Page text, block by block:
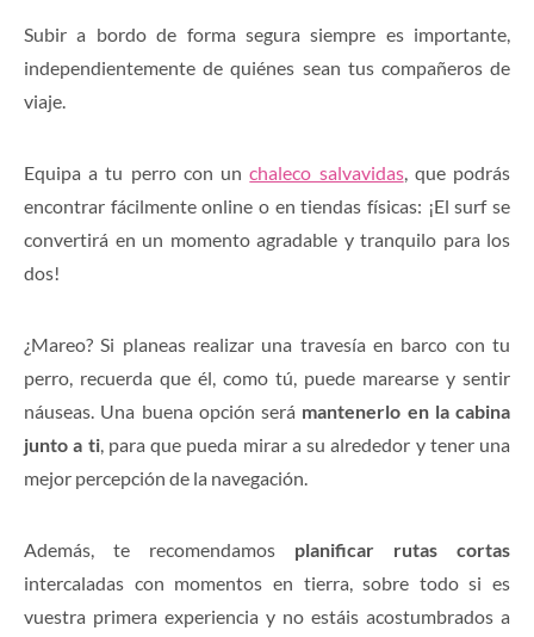
Subir a bordo de forma segura siempre es importante,
independientemente de quiénes sean tus compañeros de
viaje.
Equipa a tu perro con unchaleco salvavidas, que podrás
encontrar fácilmente online o en tiendas físicas: ¡El surf se
convertirá en un momento agradable y tranquilo para los
dos!
¿Mareo? Si planeas realizar una travesía en barco con tu
perro, recuerda que él, como tú, puede marearse y sentir
náuseas. Una buena opción será mantenerlo en la cabina
junto a ti, para que pueda mirar a su alrededor y tener una
mejor percepción de la navegación.
Además, te recomendamos planificar rutas cortas
intercaladas con momentos en tierra, sobre todo si es
vuestra primera experiencia y no estáis acostumbrados a